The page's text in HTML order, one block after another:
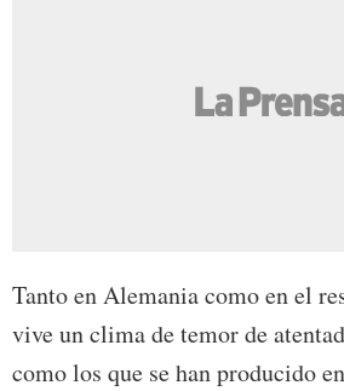
Tanto en Alemania como en el
vive un clima de temor de
como los que se han producido